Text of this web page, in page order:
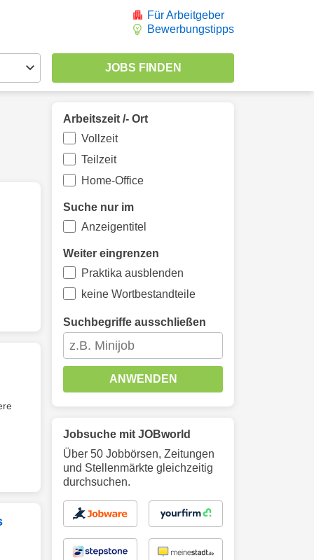
Für Arbeitgeber
Bewerbungstipps
Arbeitszeit /- Ort
Vollzeit
Teilzeit
Home-Office
Suche nur im
Anzeigentitel
Weiter eingrenzen
Praktika ausblenden
keine Wortbestandteile
Suchbegriffe ausschließen
ANWENDEN
Jobsuche mit JOBworld
Über 50 Jobbörsen, Zeitungen
und Stellenmärkte gleichzeitig
durchsuchen.